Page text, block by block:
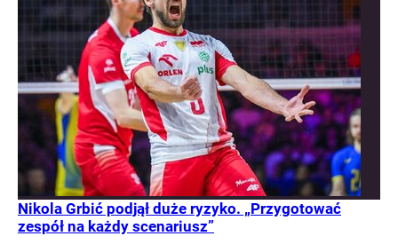
Nikola Grbić podjął duże ryzyko. „Przygotować
zespół na każdy scenariusz”